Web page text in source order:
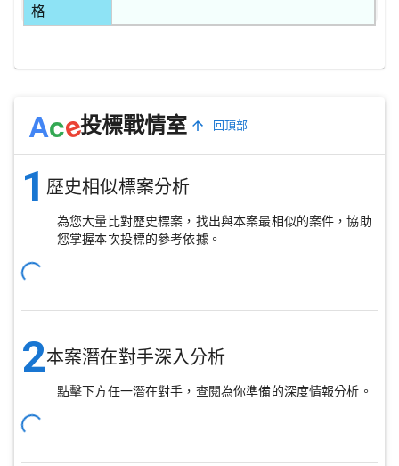
格
Ace投標戰情室 回頂部
1 歷史相似標案分析
為您大量比對歷史標案，找出與本案最相似的案件，協助
您掌握本次投標的參考依據。
2本案潛在對手深入分析
點擊下方任一潛在對手，查閱為你準備的深度情報分析。